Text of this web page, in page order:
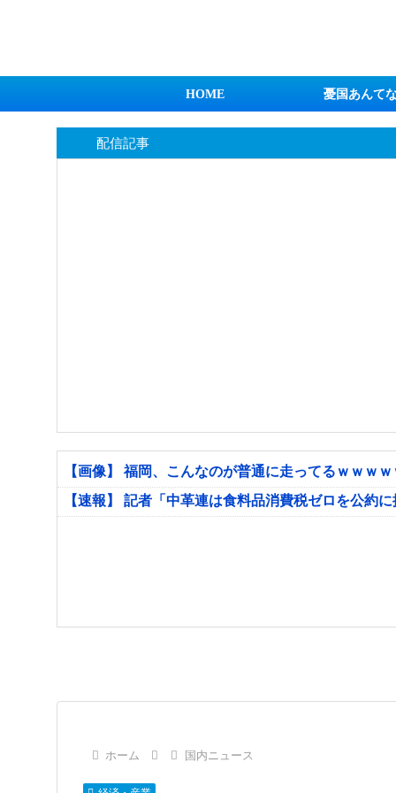
HOME 憂国あんて
配信記事
【画像】 福岡、こんなのが普通に走ってるｗｗｗ
【速報】 記者「中革連は食料品消費税ゼロを公約
ホーム 国内ニュース